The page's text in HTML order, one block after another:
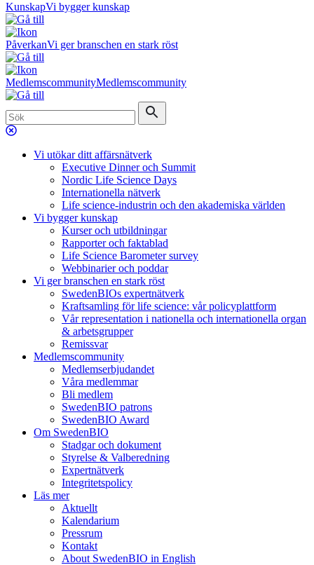
KunskapVi bygger kunskap
PåverkanVi ger branschen en stark röst
MedlemscommunityMedlemscommunity
Vi utökar ditt affärsnätverk
Executive Dinner och Summit
Nordic Life Science Days
Internationella nätverk
Life science-industrin och den akademiska världen
Vi bygger kunskap
Kurser och utbildningar
Rapporter och faktablad
Life Science Barometer survey
Webbinarier och poddar
Vi ger branschen en stark röst
SwedenBIOs expertnätverk
Kraftsamling för life science: vår policyplattform
Vår representation i nationella och internationella organ
& arbetsgrupper
Remissvar
Medlemscommunity
Medlemserbjudandet
Våra medlemmar
Bli medlem
SwedenBIO patrons
SwedenBIO Award
Om SwedenBIO
Stadgar och dokument
Styrelse & Valberedning
Expertnätverk
Integritetspolicy
Läs mer
Aktuellt
Kalendarium
Pressrum
Kontakt
About SwedenBIO in English